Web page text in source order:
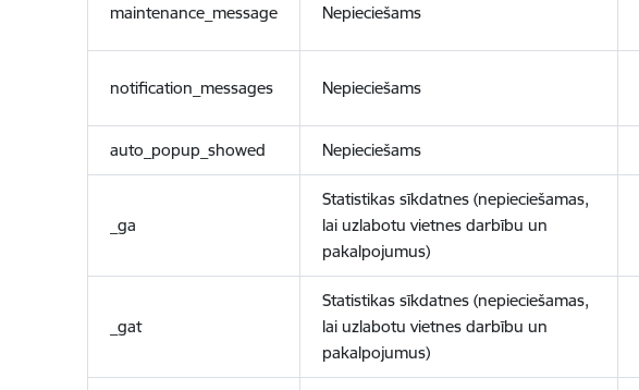
maintenance_message Nepieciešams
notification_messages Nepieciešams
auto_popup_showed Nepieciešams
_ga
Statistikas sīkdatnes (nepieciešamas,
lai uzlabotu vietnes darbību un
pakalpojumus)
_gat
Statistikas sīkdatnes (nepieciešamas,
lai uzlabotu vietnes darbību un
pakalpojumus)